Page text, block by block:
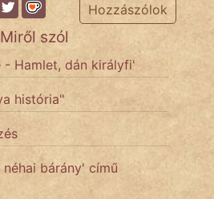
Hozzászólok
Miről szól
- Hamlet, dán királyfi'
história"
bárány' című